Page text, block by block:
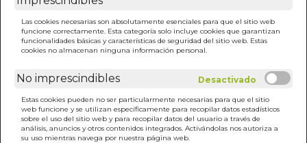
Las cookies necesarias son absolutamente esenciales para que el sitio web
funcione correctamente. Esta categoría solo incluye cookies que garantizan
funcionalidades básicas y características de seguridad del sitio web. Estas
cookies no almacenan ninguna información personal.
No imprescindibles
Estas cookies pueden no ser particularmente necesarias para que el sitio
web funcione y se utilizan específicamente para recopilar datos estadísticos
sobre el uso del sitio web y para recopilar datos del usuario a través de
análisis, anuncios y otros contenidos integrados. Activándolas nos autoriza a
su uso mientras navega por nuestra página web.